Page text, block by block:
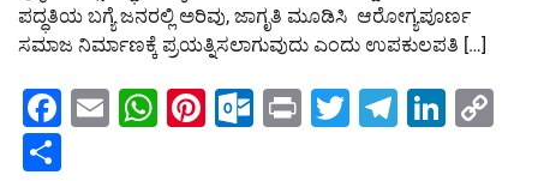
ಪದ್ಧತಿಯ ಬಗ್ಯೆ ಜನರಲ್ಲಿ ಅರಿವು, ಜಾಗೃತಿ ಮೂಡಿಸಿ ಆರೋಗ್ಯಪೂರ್ಣ
ಸಮಾಜ ನಿರ್ಮಾಣಕ್ಕೆ ಪ್ರಯತ್ನಿಸಲಾಗುವುದು ಎಂದು ಉಪಕುಲಪತಿ […]
Facebook
EmailWhatsApp
Pinterest
Outlook.com
PrintTwitter